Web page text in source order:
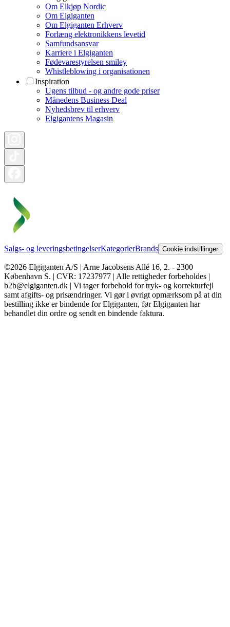
Om Elkjøp Nordic
Om Elgiganten
Om Elgiganten Erhverv
Forlæng elektronikkens levetid
Samfundsansvar
Karriere i Elgiganten
Fødevarestyrelsen smiley
Whistleblowing i organisationen
Inspiration
Ugens tilbud - og andre gode priser
Månedens Business Deal
Nyhedsbrev til erhverv
Elgigantens Magasin
Salgs- og leveringsbetingelserKategorierBrands Cookie indstillinger
©2026 Elgiganten A/S | Arne Jacobsens Allé 16, 2. - 2300
København S. | CVR: 17237977 | Alle rettigheder forbeholdes |
b2b@elgiganten.dk | Vi tager forbehold for tryk- og korrekturfejl
samt afgifts- og prisændringer. Vi gør i øvrigt opmærksom på at din
bestilling ikke er bindende for Elgiganten, før Elgiganten har
behandlet din ordre og sendt en bindende faktura.